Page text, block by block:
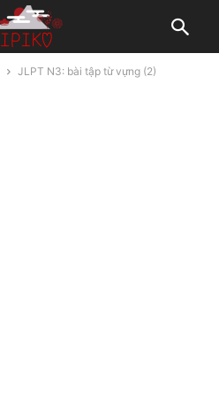
JLPT N3: bài tập từ vựng (2)